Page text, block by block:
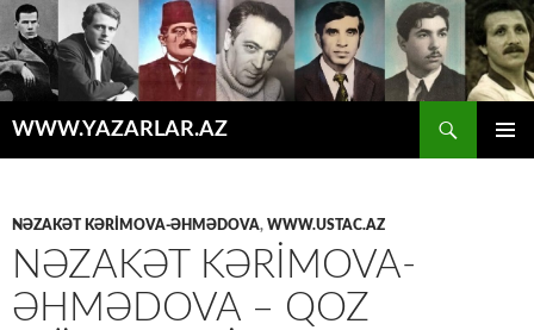
WWW.YAZARLAR.AZ
NƏZAKƏT KƏRIMOVA-ƏHMƏDOVA, WWW.USTAC.AZ
NƏZAKƏT KƏRİMOVA-
ƏHMƏDOVA – QOZ